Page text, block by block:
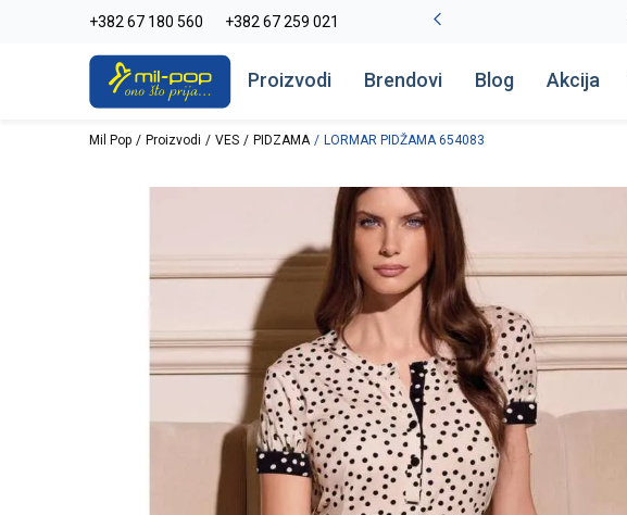
+382 67 180 560 +382 67 259 021
La Plage peškiri do -30% Pogledaj više
Proizvodi Brendovi Blog Akcija
Mil Pop Proizvodi VES PIDZAMA LORMAR PIDŽAMA 654083